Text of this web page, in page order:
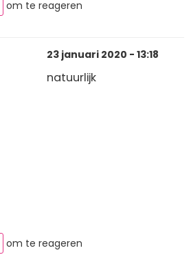
om te reageren
23 januari 2020 - 13:18
natuurlijk
om te reageren